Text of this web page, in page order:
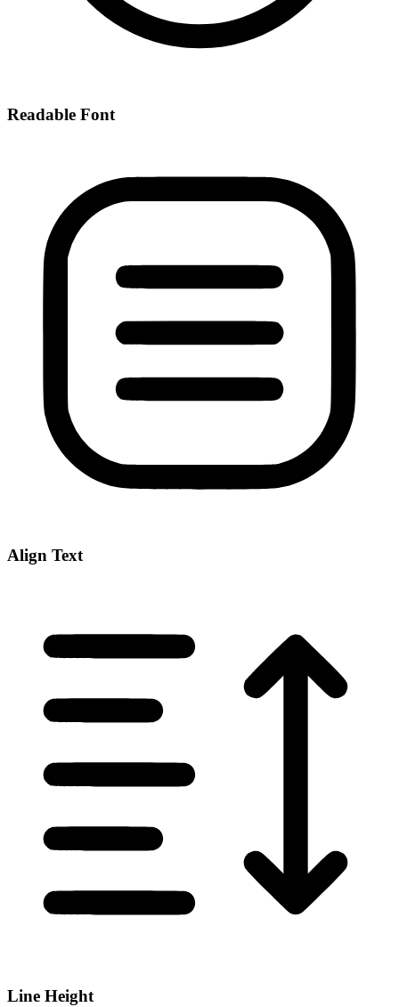
Readable Font
Align Text
Line Height